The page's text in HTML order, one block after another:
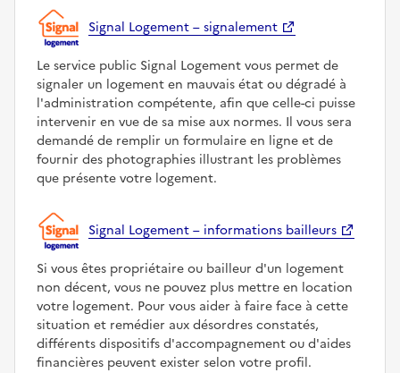
Signal Logement – signalement
Le service public Signal Logement vous permet de
signaler un logement en mauvais état ou dégradé à
l'administration compétente, afin que celle-ci puisse
intervenir en vue de sa mise aux normes. Il vous sera
demandé de remplir un formulaire en ligne et de
fournir des photographies illustrant les problèmes
que présente votre logement.
Signal Logement – informations bailleurs
Si vous êtes propriétaire ou bailleur d'un logement
non décent, vous ne pouvez plus mettre en location
votre logement. Pour vous aider à faire face à cette
situation et remédier aux désordres constatés,
différents dispositifs d'accompagnement ou d'aides
financières peuvent exister selon votre profil.